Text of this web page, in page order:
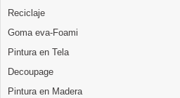
Reciclaje
Goma eva-Foami
Pintura en Tela
Decoupage
Pintura en Madera